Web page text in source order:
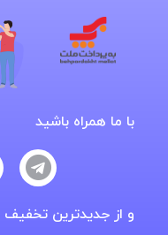
با ما همراه باشید
و از جدیدترین